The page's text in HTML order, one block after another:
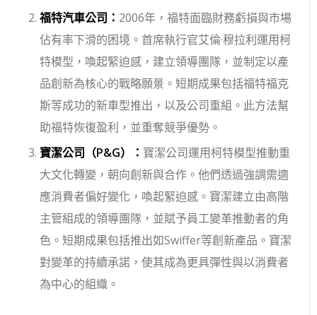
福特汽車公司： 2006年，福特面臨財務虧損與市場
佔有率下滑的困境。首席執行官艾倫·穆拉利運用柯
特模型，喚起緊迫感，建立領導團隊，並制定以產
品創新為核心的戰略願景。短期成果包括福特福克
斯等成功的新車型推出，以及公司重組。此方法幫
助福特恢復盈利，並重奪競爭優勢。
寶潔公司（P&G）： 寶潔公司運用柯特模型推動重
大文化轉變，朝向創新與合作。他們透過強調需適
應消費者偏好變化，喚起緊迫感。寶潔建立由高階
主管組成的領導團隊，並賦予員工變革推動者的角
色。短期成果包括推出如Swiffer等創新產品。寶潔
對變革的持續承諾，使其成為更具彈性與以消費者
為中心的組織。